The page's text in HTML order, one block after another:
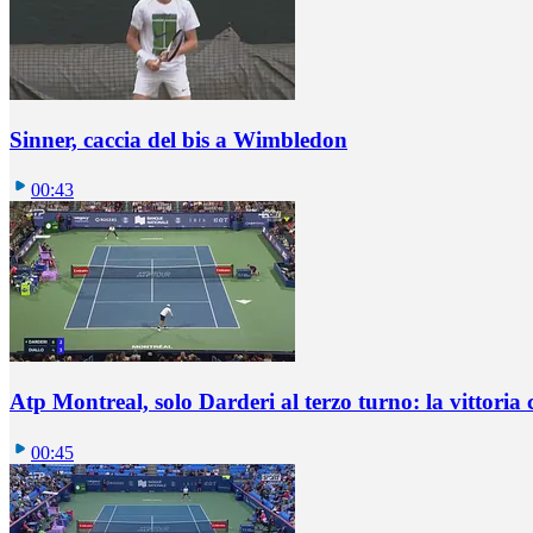
Sinner, caccia del bis a Wimbledon
00:43
Atp Montreal, solo Darderi al terzo turno: la vittoria
00:45